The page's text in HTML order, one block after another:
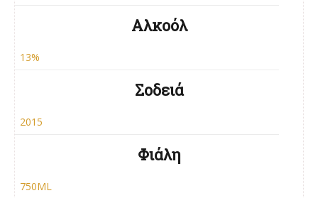
Αλκοόλ
13%
Σοδειά
2015
Φιάλη
750ML